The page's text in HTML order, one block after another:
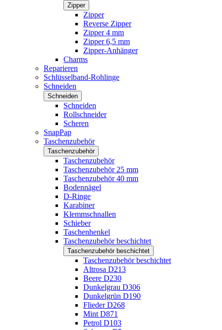
Zipper
Zipper
Reverse Zipper
Zipper 4 mm
Zipper 6,5 mm
Zipper-Anhänger
Charms
Reparieren
Schlüsselband-Rohlinge
Schneiden
Schneiden
Schneiden
Rollschneider
Scheren
SnapPap
Taschenzubehör
Taschenzubehör
Taschenzubehör
Taschenzubehör 25 mm
Taschenzubehör 40 mm
Bodennägel
D-Ringe
Karabiner
Klemmschnallen
Schieber
Taschenhenkel
Taschenzubehör beschichtet
Taschenzubehör beschichtet
Taschenzubehör beschichtet
Altrosa D213
Beere D230
Dunkelgrau D306
Dunkelgrün D190
Flieder D268
Mint D871
Petrol D103